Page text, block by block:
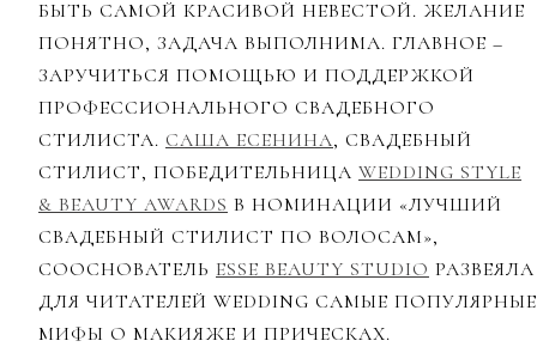
БЫТЬ САМОЙ КРАСИВОЙ НЕВЕСТОЙ. ЖЕЛАНИЕ
ПОНЯТНО, ЗАДАЧА ВЫПОЛНИМА. ГЛАВНОЕ –
ЗАРУЧИТЬСЯ ПОМОЩЬЮ И ПОДДЕРЖКОЙ
ПРОФЕССИОНАЛЬНОГО СВАДЕБНОГО
СТИЛИСТА. САША ЕСЕНИНА, СВАДЕБНЫЙ
СТИЛИСТ, ПОБЕДИТЕЛЬНИЦА WEDDING STYLE
& BEAUTY AWARDS В НОМИНАЦИИ «ЛУЧШИЙ
СВАДЕБНЫЙ СТИЛИСТ ПО ВОЛОСАМ»,
СООСНОВАТЕЛЬ ESSE BEAUTY STUDIO РАЗВЕЯЛА
ДЛЯ ЧИТАТЕЛЕЙ WEDDING САМЫЕ ПОПУЛЯРНЫЕ
МИФЫ О МАКИЯЖЕ И ПРИЧЕСКАХ.